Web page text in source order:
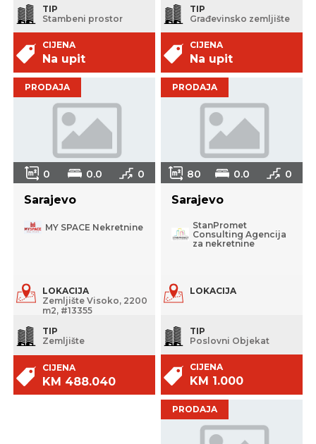
TIP
Stambeni prostor
CIJENA
Na upit
TIP
Građevinsko zemljište
CIJENA
Na upit
PRODAJA
0 0.0 0
Sarajevo
MY SPACE Nekretnine
LOKACIJA
Zemljište Visoko, 2200
m2, #13355
TIP
Zemljište
CIJENA
KM 488.040
PRODAJA
80 0.0 0
Sarajevo
StanPromet
Consulting Agencija
za nekretnine
LOKACIJA
TIP
Poslovni Objekat
CIJENA
KM 1.000
PRODAJA